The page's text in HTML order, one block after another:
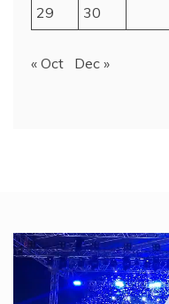
29
30
« Oct Dec »
Video
Player